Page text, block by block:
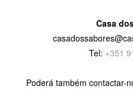
Casa
Tel: +351
Poderá também contactar-